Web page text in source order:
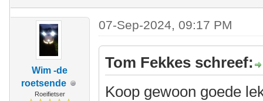
Wim -de
roetsende
Roeifietser
07-Sep-2024, 09:17 PM
Tom Fekkes schreef:
Koop gewoon goede